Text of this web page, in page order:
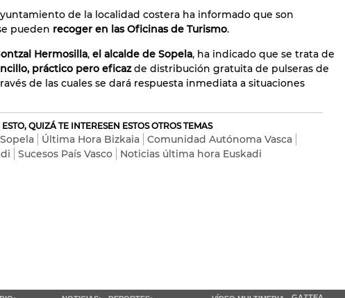
de la localidad costera ha informado que son
pueden recoger en las Oficinas de Turismo.
Hermosilla, el alcalde de Sopela, ha indicado que se trata de
práctico pero eficazde distribución gratuita de pulseras de
de las cuales se dará respuesta inmediata a situaciones
QUIZÁ TE INTERESEN ESTOS OTROS TEMAS
Última Hora Bizkaia
Comunidad Autónoma Vasca
Sucesos País Vasco Noticias última hora Euskadi